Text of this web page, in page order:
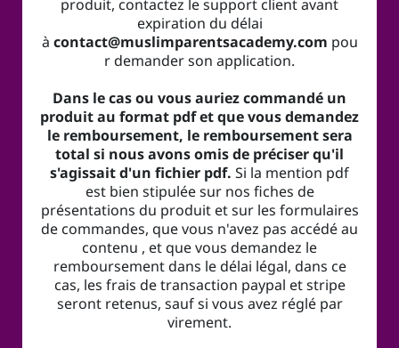
produit, contactez le support client avant
expiration du délai
à contact@muslimparentsacademy.com pou
r demander son application.
Dans le cas ou vous auriez commandé un
produit au format pdf et que vous demandez
le remboursement, le remboursement sera
total si nous avons omis de préciser qu'il
s'agissait d'un fichier pdf. Si la mention pdf
est bien stipulée sur nos fiches de
présentations du produit et sur les formulaires
de commandes, que vous n'avez pas accédé au
contenu , et que vous demandez le
remboursement dans le délai légal, dans ce
cas, les frais de transaction paypal et stripe
seront retenus, sauf si vous avez réglé par
virement.